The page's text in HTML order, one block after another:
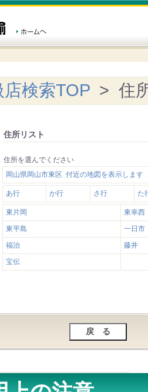
検索TOP > 住
住所リスト
住所を選んでください
岡山県岡山市東区 付近の地図を表示します
あ行 か行 さ行 た
東片岡
東幸西
東平島
一日市
福治
藤井
宝伝